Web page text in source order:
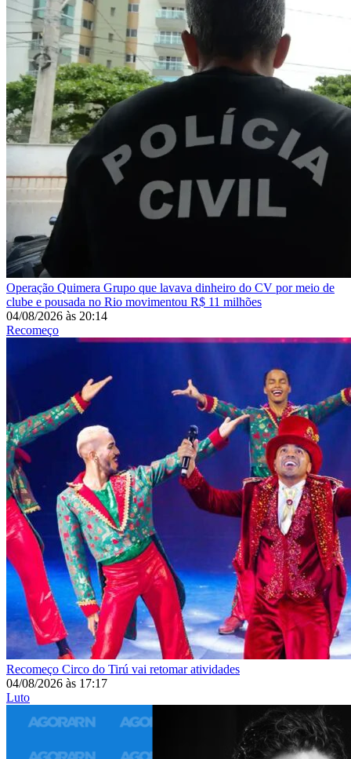
Operação Quimera Grupo que lavava dinheiro do CV por meio de
clube e pousada no Rio movimentou R$ 11 milhões
04/08/2026 às 20:14
Recomeço
Recomeço Circo do Tirú vai retomar atividades
04/08/2026 às 17:17
Luto